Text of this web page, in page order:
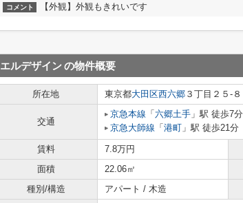
コメント 【外観】外観もきれいです
エルデザインの物件概要
所在地 東京都大田区西六郷 ３丁目２５-８
交通
京急本線 「 六郷土手 」駅 徒歩7分
京急大師線 「 港町 」駅 徒歩21分
賃料 7.8万円
面積
22.06㎡
種別/構造
アパート / 木造